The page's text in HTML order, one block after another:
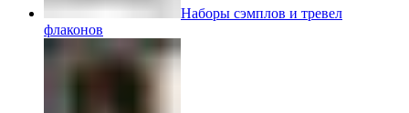
Наборы сэмплов и тревел
флаконов